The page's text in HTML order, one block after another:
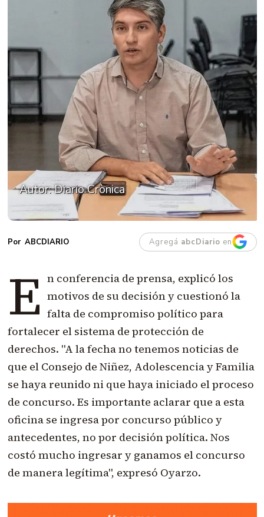
ABCDIARIO Agregá abcDiario en
Autor: Diario Crònica
E n conferencia de prensa, explicó los
motivos de su decisión y cuestionó la
falta de compromiso político para
fortalecer el sistema de protección de
derechos. "A la fecha no tenemos noticias de
que el Consejo de Niñez, Adolescencia y Familia
se haya reunido ni que haya iniciado el proceso
de concurso. Es importante aclarar que a esta
oficina se ingresa por concurso público y
antecedentes, no por decisión política. Nos
costó mucho ingresar y ganamos el concurso
de manera legítima", expresó Oyarzo.